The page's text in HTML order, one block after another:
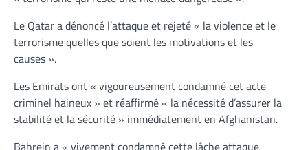
Le Qatar a dénoncé l’attaque et rejeté « la violence et le
terrorisme quelles que soient les motivations et les
causes ».
Les Emirats ont « vigoureusement condamné cet acte
criminel haineux » et réaffirmé « la nécessité d’assurer la
stabilité et la sécurité » immédiatement en Afghanistan.